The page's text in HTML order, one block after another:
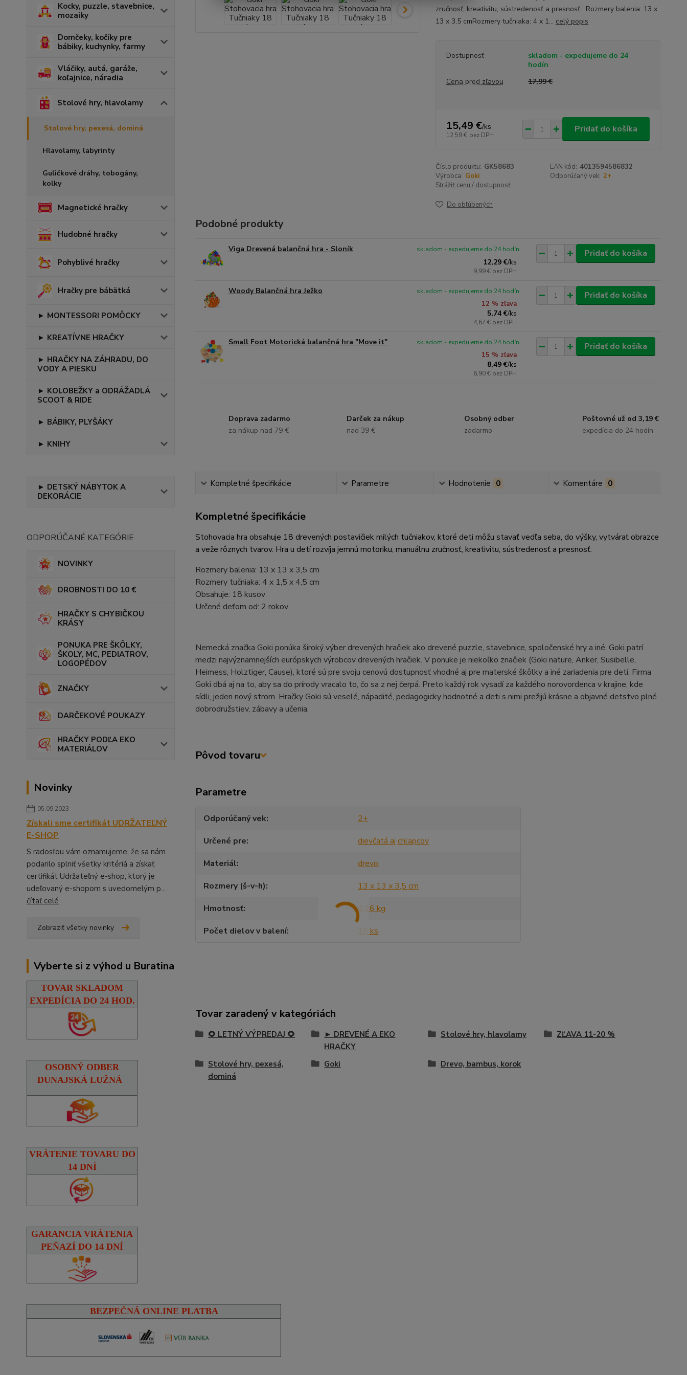
Kocky, puzzle, stavebnice,
mozaiky
Domčeky, kočíky pre
bábiky, kuchynky, farmy
Vláčiky, autá, garáže,
koľajnice, náradia
Stolové hry, hlavolamy
Stolové hry, pexesá, dominá
Hlavolamy, labyrinty
Guličkové dráhy, tobogány,
kolky
Magnetické hračky
Hudobné hračky
Pohyblivé hračky
Hračky pre bábätká
► MONTESSORI POMÔCKY
► KREATÍVNE HRAČKY
► HRAČKY NA ZÁHRADU, DO
VODY A PIESKU
► KOLOBEŽKY a ODRÁŽADLÁ
SCOOT & RIDE
► BÁBIKY, PLYŠÁKY
► KNIHY
► DETSKÝ NÁBYTOK A
DEKORÁCIE
ODPORÚČANÉ KATEGÓRIE
NOVINKY
DROBNOSTI DO 10 €
HRAČKY S CHYBIČKOU
KRÁSY
PONUKA PRE ŠKÔLKY,
ŠKOLY, MC, PEDIATROV,
LOGOPÉDOV
ZNAČKY
DARČEKOVÉ POUKAZY
HRAČKY PODĽA EKO
MATERIÁLOV
Novinky
05.09.2023
Získali sme certifikát UDRŽATEĽNÝ
E-SHOP
S radosťou vám oznamujeme, že sa nám
podarilo splniť všetky kritériá a získať
certifikát Udržateľný e-shop, ktorý je
udeľovaný e-shopom s uvedomelým p...
čítať celé
Zobraziť všetky novinky
Vyberte si z výhod u Buratina
TOVAR SKLADOM
EXPEDÍCIA DO 24 HOD.
OSOBNÝ ODBER
DUNAJSKÁ LUŽNÁ
VRÁTENIE TOVARU DO
14 DNÍ
GARANCIA VRÁTENIA
PEŇAZÍ DO 14 DNÍ
BEZPEČNÁ ONLINE PLATBA
zručnosť, kreativitu, sústredenosť a presnosť. Rozmery balenia: 13 x
13 x 3,5 cmRozmery tučniaka: 4 x 1... celý popis
Dostupnosť
skladom - expedujeme do 24
hodín
Cena pred zľavou
17,99 €
15,49 €/ks
12,59 € bez DPH
Pridať do košíka
Číslo produktu: GK58683 EAN kód: 4013594586832
Výrobca: Goki Odporúčaný vek: 2+
Strážiť cenu / dostupnosť
Do obľúbených
Podobné produkty
Viga Drevená balančná hra - Sloník
12,29 €/ks
9,99 € bez DPH
skladom - expedujeme do 24 hodín Pridať do košíka
Woody Balančná hra Ježko
12 % zľava
5,74 €/ks
4,67 € bez DPH
skladom - expedujeme do 24 hodín Pridať do košíka
Small Foot Motorická balančná hra "Move it"
15 % zľava
8,49 €/ks
6,90 € bez DPH
skladom - expedujeme do 24 hodín Pridať do košíka
Doprava zadarmo
za nákup nad 79 €
Darček za nákup
nad 39 €
Osobný odber
zadarmo
Poštovné už od 3,19 €
expedícia do 24 hodín
Kompletné špecifikácie Parametre Hodnotenie 0 Komentáre 0
Kompletné špecifikácie
Stohovacia hra obsahuje 18 drevených postavičiek milých tučniakov, ktoré deti môžu stavať vedľa seba, do výšky, vytvárať obrazce
a veže rôznych tvarov. Hra u detí rozvíja jemnú motoriku, manuálnu zručnosť, kreativitu, sústredenosť a presnosť.
Rozmery balenia: 13 x 13 x 3,5 cm
Rozmery tučniaka: 4 x 1,5 x 4,5 cm
Obsahuje: 18 kusov
Určené deťom od: 2 rokov
Nemecká značka Goki ponúka široký výber drevených hračiek ako drevené puzzle, stavebnice, spoločenské hry a iné. Goki patrí
medzi najvýznamnejších európskych výrobcov drevených hračiek. V ponuke je niekoľko značiek (Goki nature, Anker, Susibelle,
Heimess, Holztiger, Cause), ktoré sú pre svoju cenovú dostupnosť vhodné aj pre materské škôlky a iné zariadenia pre deti. Firma
Goki dbá aj na to, aby sa do prírody vracalo to, čo sa z nej čerpá. Preto každý rok vysadí za každého norovordenca v krajine, kde
sídli, jeden nový strom. Hračky Goki sú veselé, nápadité, pedagogicky hodnotné a deti s nimi prežijú krásne a objavné detstvo plné
dobrodružstiev, zábavy a učenia.
Pôvod tovaru
Parametre
Odporúčaný vek
2+
Určené pre
dievčatá aj chlapcov
Materiál
drevo
Rozmery (š-v-h)
13 x 13 x 3,5 cm
Hmotnosť
0,26 kg
Počet dielov v balení
18 ks
Tovar zaradený v kategóriách
🌻 LETNÝ VÝPREDAJ 🌻
► DREVENÉ A EKO
HRAČKY
Stolové hry, hlavolamy ZĽAVA 11-20 %
Stolové hry, pexesá,
dominá
Goki Drevo, bambus, korok